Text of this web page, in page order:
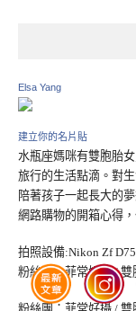
Elsa Yang
建立你的名片貼
水瓶座媽咪有雙胞胎
旅行的生活點滴。對
陪著孩子一起長大的
網路購物的開箱心得
拍照設備:Nikon Zf
粉絲團：菲常好攝 /